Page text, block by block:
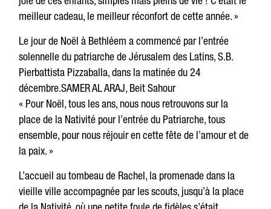
meilleur cadeau, le meilleur réconfort de cette année. »
Le jour de Noël à Bethléem a commencé par l’entrée
solennelle du patriarche de Jérusalem des Latins, S.B.
Pierbattista Pizzaballa, dans la matinée du 24
décembre.SAMER AL ARAJ, Beit Sahour
« Pour Noël, tous les ans, nous nous retrouvons sur la
place de la Nativité pour l’entrée du Patriarche, tous
ensemble, pour nous réjouir en cette fête de l’amour et de
la paix. »
L’accueil au tombeau de Rachel, la promenade dans la
vieille ville accompagnée par les scouts, jusqu’à la place